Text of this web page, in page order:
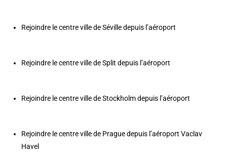
Rejoindre le centre ville de Séville depuis l’aéroport
Rejoindre le centre ville de Split depuis l’aéroport
Rejoindre le centre ville de Stockholm depuis l’aéroport
Rejoindre le centre ville de Prague depuis l’aéroport Vaclav
Havel